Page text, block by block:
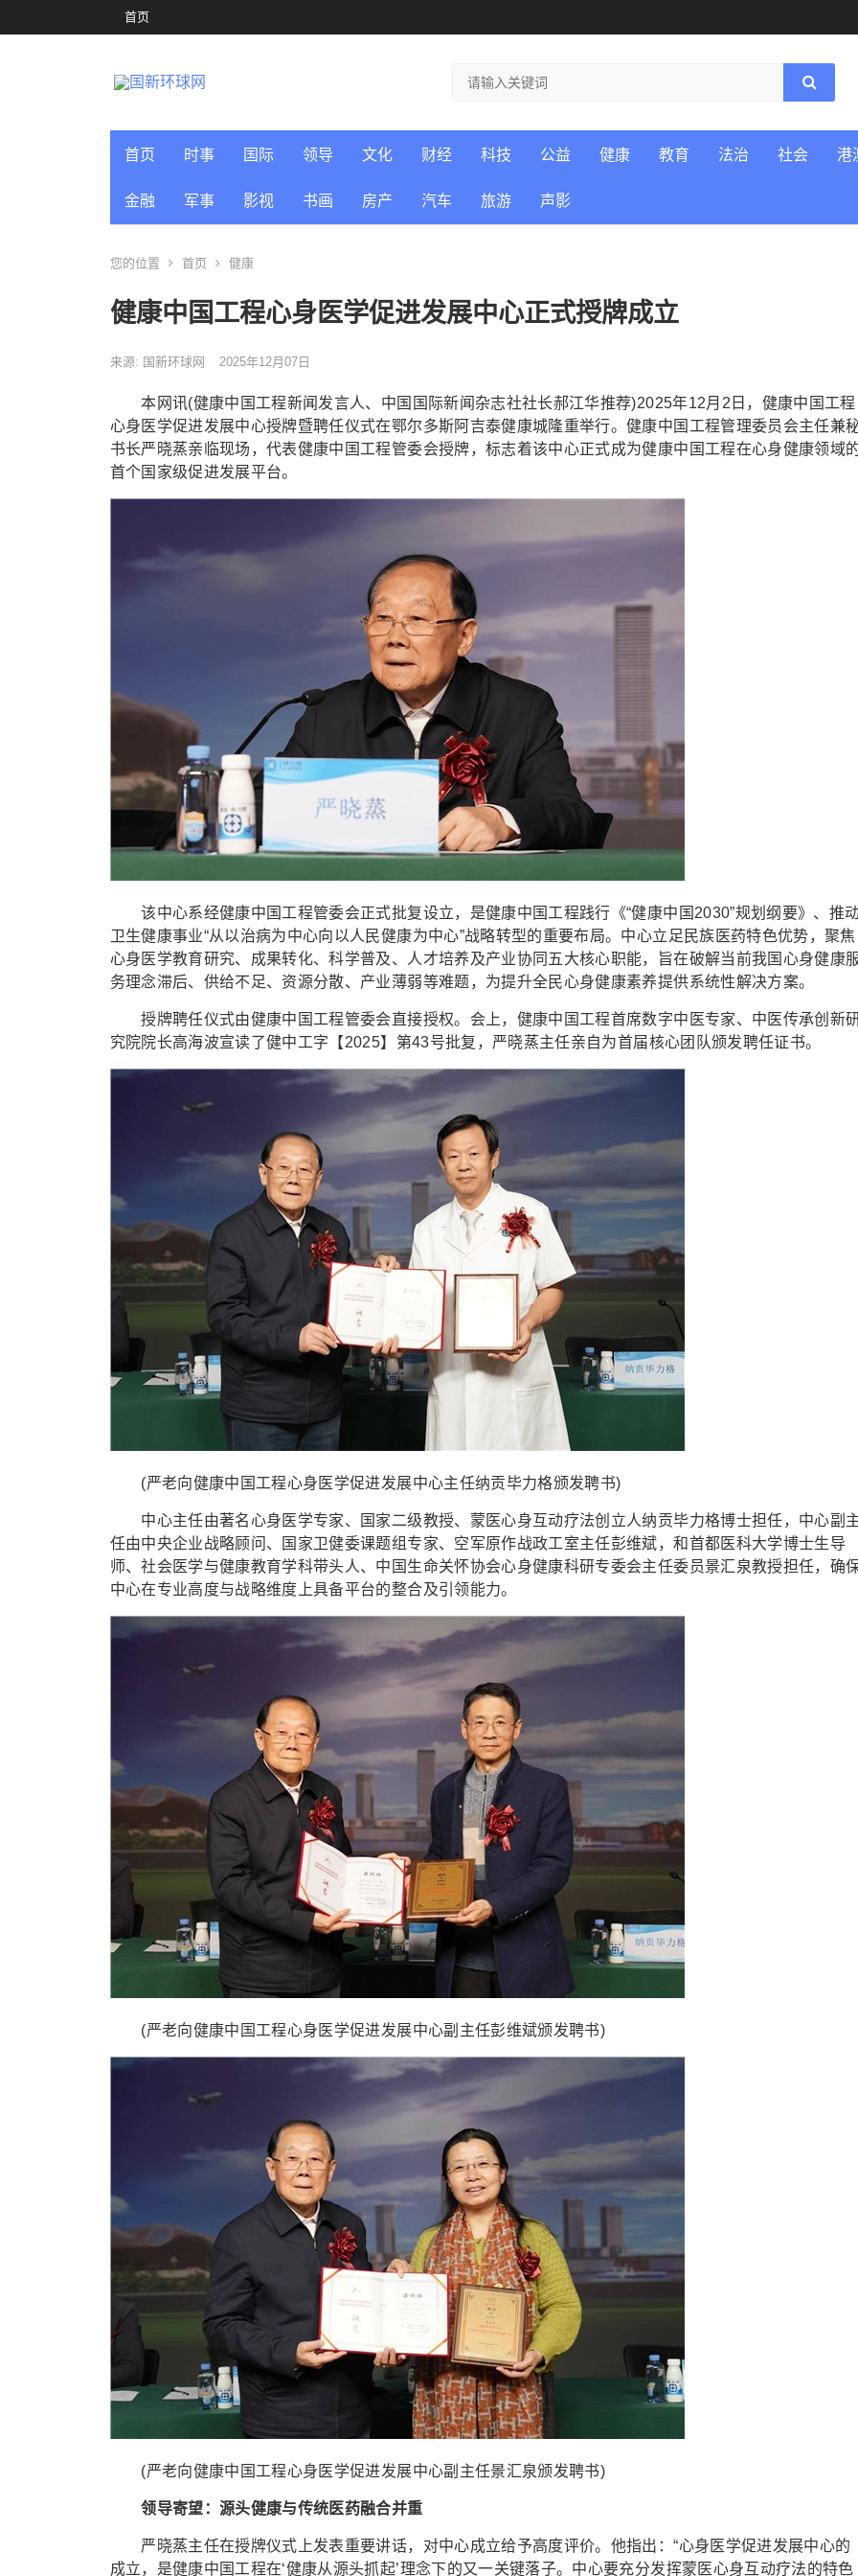
首页
首页 时事 国际 领导 文化 财经 科技 公益 健康 教育 法治 社会 港
金融 军事 影视 书画 房产 汽车 旅游 声影
您的位置 首页 健康
健康中国工程心身医学促进发展中心正式授牌成立
来源: 国新环球网 2025年12月07日
本网讯(健康中国工程新闻发言人、中国国际新闻杂志社社长郝江华推荐)2025年12月2日，健康中国工程
心身医学促进发展中心授牌暨聘任仪式在鄂尔多斯阿吉泰健康城隆重举行。健康中国工程管理委员会主任兼
书长严晓蒸亲临现场，代表健康中国工程管委会授牌，标志着该中心正式成为健康中国工程在心身健康领域
首个国家级促进发展平台。
该中心系经健康中国工程管委会正式批复设立，是健康中国工程践行《“健康中国2030”规划纲要》、推
卫生健康事业“从以治病为中心向以人民健康为中心”战略转型的重要布局。中心立足民族医药特色优势，聚焦
心身医学教育研究、成果转化、科学普及、人才培养及产业协同五大核心职能，旨在破解当前我国心身健康
务理念滞后、供给不足、资源分散、产业薄弱等难题，为提升全民心身健康素养提供系统性解决方案。
授牌聘任仪式由健康中国工程管委会直接授权。会上，健康中国工程首席数字中医专家、中医传承创新
究院院长高海波宣读了健中工字【2025】第43号批复，严晓蒸主任亲自为首届核心团队颁发聘任证书。
(严老向健康中国工程心身医学促进发展中心主任纳贡毕力格颁发聘书)
中心主任由著名心身医学专家、国家二级教授、蒙医心身互动疗法创立人纳贡毕力格博士担任，中心副
任由中央企业战略顾问、国家卫健委课题组专家、空军原作战政工室主任彭维斌，和首都医科大学博士生导
师、社会医学与健康教育学科带头人、中国生命关怀协会心身健康科研专委会主任委员景汇泉教授担任，确
中心在专业高度与战略维度上具备平台的整合及引领能力。
(严老向健康中国工程心身医学促进发展中心副主任彭维斌颁发聘书)
(严老向健康中国工程心身医学促进发展中心副主任景汇泉颁发聘书)
领导寄望：源头健康与传统医药融合并重
严晓蒸主任在授牌仪式上发表重要讲话，对中心成立给予高度评价。他指出：“心身医学促进发展中心的
成立，是健康中国工程在‘健康从源头抓起’理念下的又一关键落子。中心要充分发挥蒙医心身互动疗法的特色